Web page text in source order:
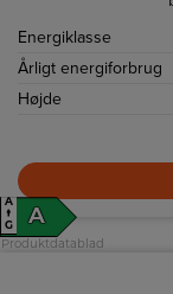
A
↑
G
A
Produktdatablad
Energiklasse
Årligt energiforbrug
Højde